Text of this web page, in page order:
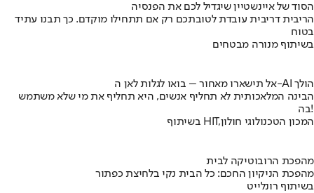
הסוד של איינשטיין שיגדיל לכם את הפנסיה
הריבית דריבית עובדת לטובתכם רק אם תתחילו מוקדם. כך תבנו עתיד
בטוח
בשיתוף מנורה מבטחים
אל תישארו מאחור – בואו לגלות לאן ה-AI הולך
הבינה המלאכותית לא תחליף אנשים, היא תחליף את מי שלא משתמש
בה!
בשיתוף HIT,המכון הטכנולוגי חולון
מהפכת הרובוטיקה לבית
מהפכת הניקיון החכם: כל הבית נקי בלחיצת כפתור
בשיתוף רונלייט